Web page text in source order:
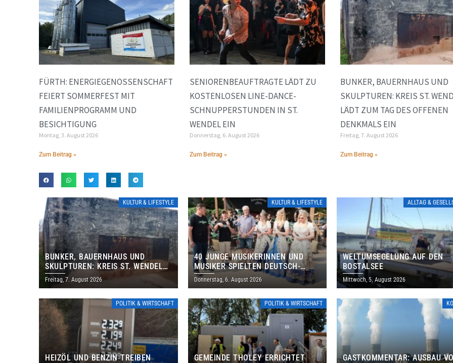
FÜRTH: ENERGIEGENOSSENSCHAFT
FEIERT SOMMERFEST MIT
FAMILIENPROGRAMM UND
BESICHTIGUNG
Montag, 3. August 2026
Zum Beitrag »
SENIORENBEAUFTRAGTE LÄDT ZU
KOSTENLOSEN LINE-DANCE-
SCHNUPPERSTUNDEN IN ST.
WENDEL EIN
Donnerstag, 6. August 2026
Zum Beitrag »
BUNKER, BAUERNHAUS UND
SKULPTUREN: KREIS ST.
LÄDT ZUM TAG DES OFFENEN
DENKMALS EIN
Freitag, 7. August 2026
Zum Beitrag »
KULTUR & LIFESTYLE
BUNKER, BAUERNHAUS UND
SKULPTUREN: KREIS ST. WENDEL
LÄDT ZUM TAG DES OFFENEN
DENKMALS EIN
Freitag, 7. August 2026
KULTUR & LIFESTYLE
40 JUNGE MUSIKERINNEN UND
MUSIKER SPIELTEN DEUTSCH-
BRASILIANISCHES PROGRAMM IN
THOLEY
Donnerstag, 6. August 2026
ALLTAG &
WELTUMSEGELUNG AUF DEN
BOSTALSEE
Mittwoch, 5. August 2026
POLITIK & WIRTSCHAFT
HEIZÖL UND BENZIN TREIBEN
POLITIK & WIRTSCHAFT
GEMEINDE THOLEY ERRICHTET
GASTKOMMENTAR: AUSBAU